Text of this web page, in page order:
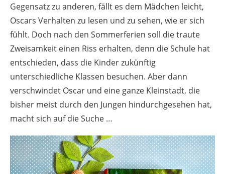
Gegensatz zu anderen, fällt es dem Mädchen leicht,
Oscars Verhalten zu lesen und zu sehen, wie er sich
fühlt. Doch nach den Sommerferien soll die traute
Zweisamkeit einen Riss erhalten, denn die Schule hat
entschieden, dass die Kinder zukünftig
unterschiedliche Klassen besuchen. Aber dann
verschwindet Oscar und eine ganze Kleinstadt, die
bisher meist durch den Jungen hindurchgesehen hat,
macht sich auf die Suche …